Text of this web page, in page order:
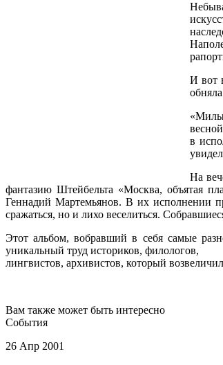
И вот
в
На
фантазию Штейбельта «Москва, объятая
Геннадий Мартемьянов. В их исполнении
сражаться, но и лихо веселиться.
Этот альбом, вобравший в себя самые
уникальный труд историков, филологов,
лингвистов, архивистов, который
Тамара
Вам также может быть интересно
События
26 Апр 2001